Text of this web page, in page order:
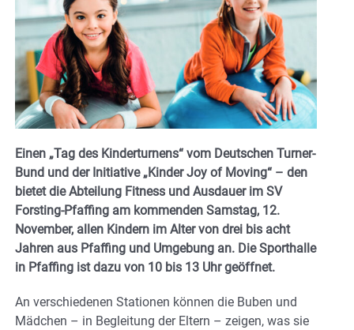
Einen „Tag des Kinderturnens“ vom Deutschen Turner-
Bund und der Initiative „Kinder Joy of Moving“ – den
bietet die Abteilung Fitness und Ausdauer im SV
Forsting-Pfaffing am kommenden Samstag, 12.
November, allen Kindern im Alter von drei bis acht
Jahren aus Pfaffing und Umgebung an. Die Sporthalle
in Pfaffing ist dazu von 10 bis 13 Uhr geöffnet.
An verschiedenen Stationen können die Buben und
Mädchen – in Begleitung der Eltern – zeigen, was sie